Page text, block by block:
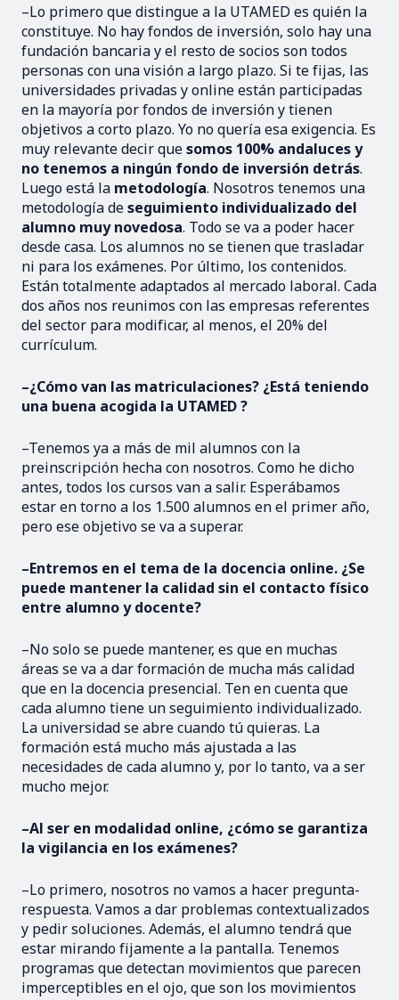
–Lo primero que distingue a la UTAMED es quién la
constituye. No hay fondos de inversión, solo hay una
fundación bancaria y el resto de socios son todos
personas con una visión a largo plazo. Si te fijas, las
universidades privadas y online están participadas
en la mayoría por fondos de inversión y tienen
objetivos a corto plazo. Yo no quería esa exigencia. Es
muy relevante decir quesomos 100% andaluces y
no tenemos a ningún fondo de inversión detrás.
Luego está la metodología. Nosotros tenemos una
metodología deseguimiento individualizado del
alumno muy novedosa. Todo se va a poder hacer
desde casa. Los alumnos no se tienen que trasladar
ni para los exámenes. Por último, los contenidos.
Están totalmente adaptados al mercado laboral. Cada
dos años nos reunimos con las empresas referentes
del sector para modificar, al menos, el 20% del
currículum.
–¿Cómo van las matriculaciones? ¿Está teniendo
una buena acogida la UTAMED ?
–Tenemos ya a más de mil alumnos con la
preinscripción hecha con nosotros. Como he dicho
antes, todos los cursos van a salir. Esperábamos
estar en torno a los 1.500 alumnos en el primer año,
pero ese objetivo se va a superar.
–Entremos en el tema de la docencia online. ¿Se
puede mantener la calidad sin el contacto físico
entre alumno y docente?
–No solo se puede mantener, es que en muchas
áreas se va a dar formación de mucha más calidad
que en la docencia presencial. Ten en cuenta que
cada alumno tiene un seguimiento individualizado.
La universidad se abre cuando tú quieras. La
formación está mucho más ajustada a las
necesidades de cada alumno y, por lo tanto, va a ser
mucho mejor.
–Al ser en modalidad online, ¿cómo se garantiza
la vigilancia en los exámenes?
–Lo primero, nosotros no vamos a hacer pregunta-
respuesta. Vamos a dar problemas contextualizados
y pedir soluciones. Además, el alumno tendrá que
estar mirando fijamente a la pantalla. Tenemos
programas que detectan movimientos que parecen
imperceptibles en el ojo, que son los movimientos